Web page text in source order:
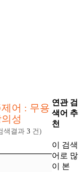
어 : 무용
성
색결과 3 건)
연관 검
색어 추
천
이 검색
어로 많
이 본